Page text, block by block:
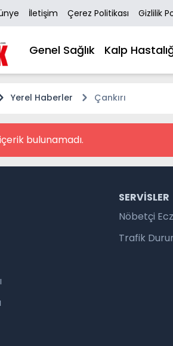
İletişim Çerez Politikası Gizlilik
Genel Sağlık Kalp
Yerel Haberler Çankırı
bulunamadı.
SERVISLER
Nöbetçi
Trafik